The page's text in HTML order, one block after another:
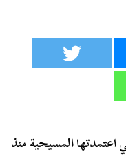
اعتمدتها المسيحية منذ